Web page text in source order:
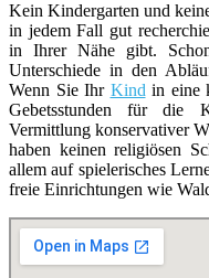
Kein Kindergarten und
in jedem Fall gut
in Ihrer Nähe gibt.
Unterschiede in den
Wenn Sie Ihr Kindin eine
Gebetsstunden für die
Vermittlung konservativer
haben keinen religiösen
allem auf spielerisches
freie Einrichtungen wie